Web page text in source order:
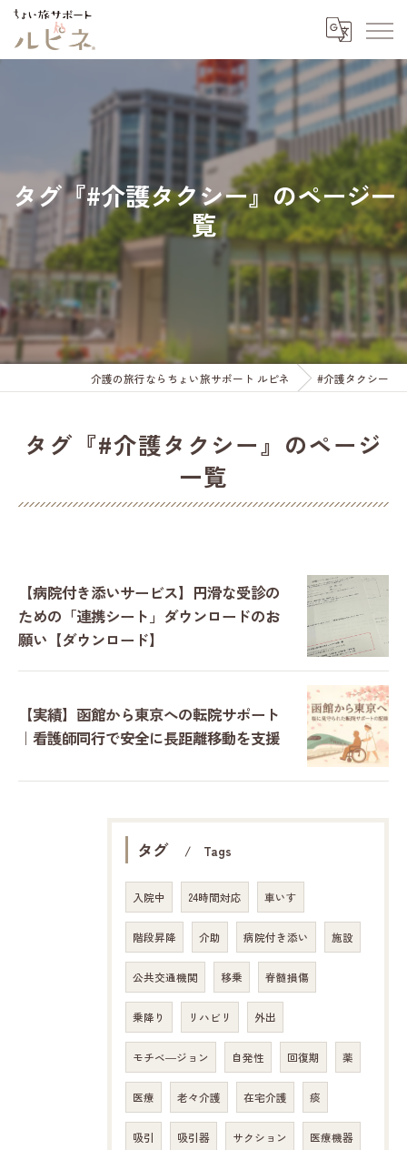
タグ『#介護タクシー』のページ一
覧
介護の旅行ならちょい旅サポート ルピネ #介護タクシー
タグ『#介護タクシー』のページ
一覧
【病院付き添いサービス】円滑な受診の
ための「連携シート」ダウンロードのお
願い【ダウンロード】
【実績】函館から東京への転院サポート
｜看護師同行で安全に長距離移動を支援
タグ Tags
入院中 24時間対応 車いす
階段昇降 介助 病院付き添い 施設
公共交通機関 移乗 脊髄損傷
乗降り リハビリ 外出
モチベ―ジョン 自発性 回復期 薬
医療 老々介護 在宅介護 痰
吸引 吸引器 サクション 医療機器